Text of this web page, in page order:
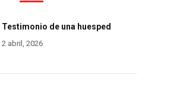
Testimonio de una huesped
2 abril, 2026